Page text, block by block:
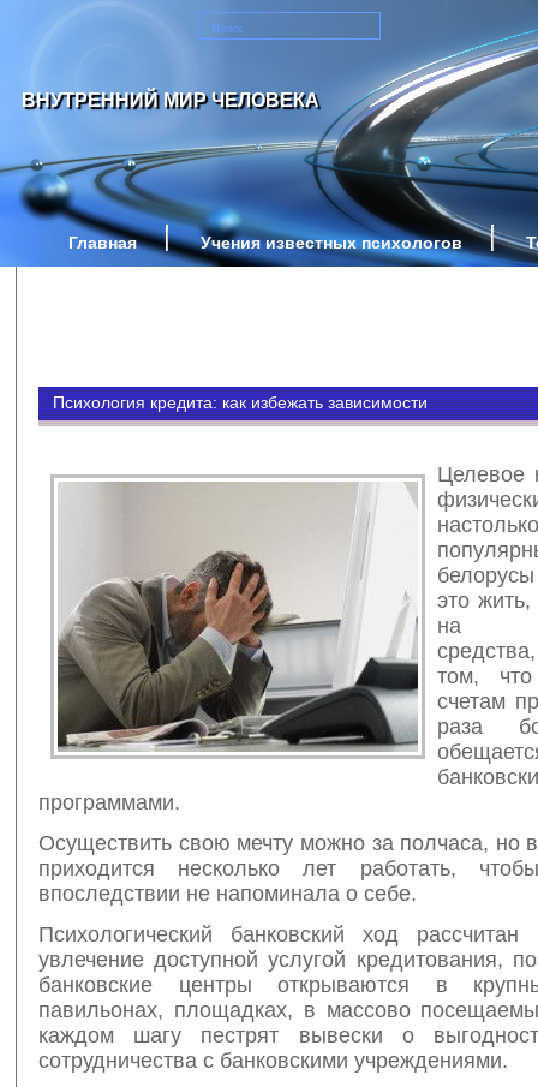
ВНУТРЕННИЙ МИР ЧЕЛОВЕКА
Главная Учения известных психологов
Психология кредита: как избежать зависимости
Целевое
настолько
это
на
том,
счетам
раза
программами.
Осуществить свою мечту можно за полчаса, но
приходится несколько лет работать,
впоследствии не напоминала о себе.
Психологический банковский ход
увлечение доступной услугой кредитования,
банковские центры открываются в
павильонах, площадках, в массово
каждом шагу пестрят вывески о
сотрудничества с банковскими учреждениями.